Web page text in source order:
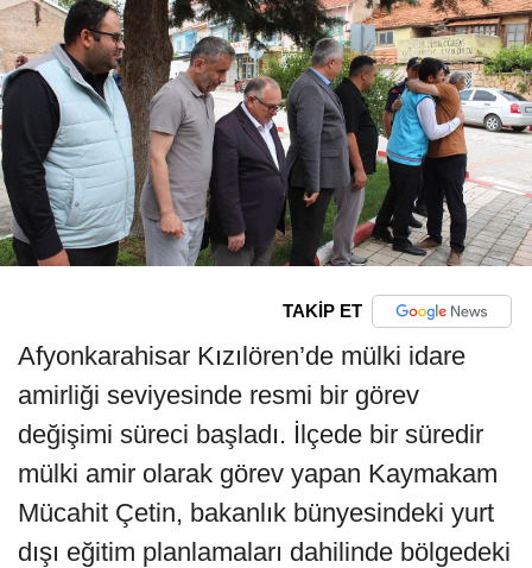
TAKİP ET
Afyonkarahisar Kızılören’de mülki idare
amirliği seviyesinde resmi bir görev
değişimi süreci başladı. İlçede bir süredir
mülki amir olarak görev yapan Kaymakam
Mücahit Çetin, bakanlık bünyesindeki yurt
dışı eğitim planlamaları dahilinde bölgedeki